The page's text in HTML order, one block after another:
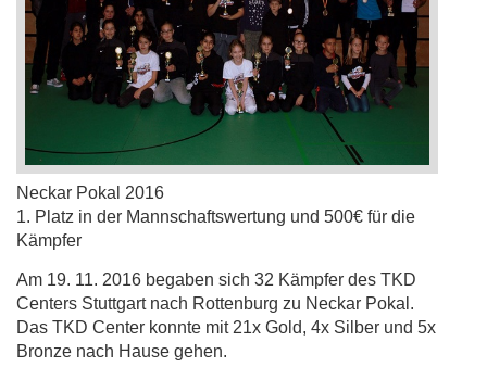
Neckar Pokal 2016
1. Platz in der Mannschaftswertung und 500€ für die
Kämpfer
Am 19. 11. 2016 begaben sich 32 Kämpfer des TKD
Centers Stuttgart nach Rottenburg zu Neckar Pokal.
Das TKD Center konnte mit 21x Gold, 4x Silber und 5x
Bronze nach Hause gehen.